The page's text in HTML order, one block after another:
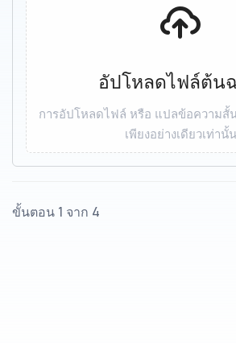
อัปโหลดไฟล์ต้น
การอัปโหลดไฟล์ หรือ แปลข้อความสั้
เพียงอย่างเดียวเท่านั้น
ขั้นตอน 1 จาก 4